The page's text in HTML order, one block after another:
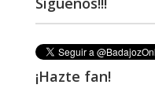
¡Hazte fan!